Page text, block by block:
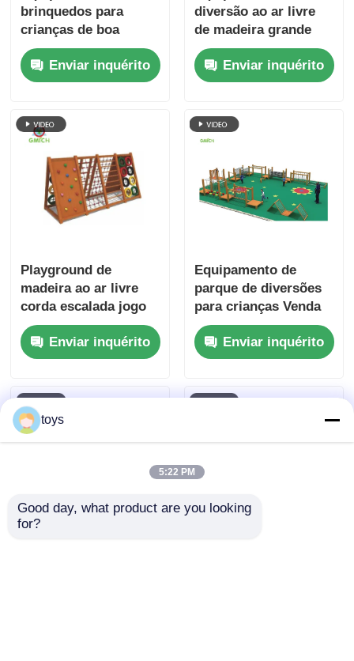
brinquedos para
crianças de boa
qualidade de madeira
Joyful Kids Slide Sets
China Playground
Enviar inquérito
diversão ao ar livre
de madeira grande
Parque divertido e
durável Parque de
diversões crianças
Enviar inquérito
Playground de
madeira ao ar livre
corda escalada jogo
equipamentos
conjuntos crianças
parque exercício
para crianças
Enviar inquérito
Equipamento de
parque de diversões
para crianças Venda
quente Segurança
Parque de diversões
de madeira ao ar livre
Enviar inquérito
toys
5:22 PM
Good day, what product are you looking
for?